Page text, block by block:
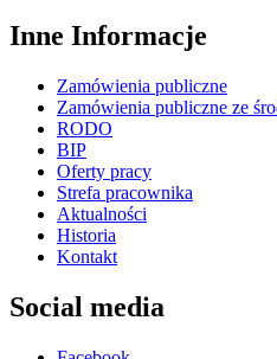
Inne Informacje
Zamówienia publiczne
Zamówienia publiczne ze
RODO
BIP
Oferty pracy
Strefa pracownika
Aktualności
Historia
Kontakt
Social media